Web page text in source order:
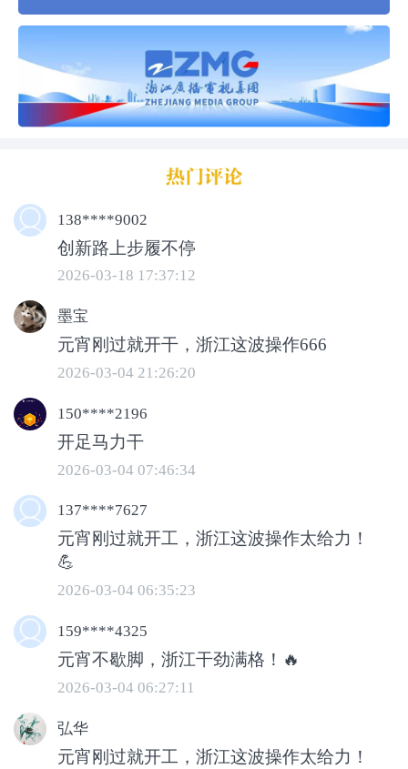
9000多平方米的展厅里，叉车轻捷穿梭，
工人有序忙碌，网架安装、机电管线铺设
等工作有条不紊地展开。为了让工友们安
心上岗，建设方特意请来中医院的医生，
为返岗人员做健康检查，细致又暖心。
这个有着73米超大跨度的地标项目，正像
搭“空中积木”一般，一点点勾勒城市新轮
巨型钢铁穹顶稳稳矗立。不止于此，科创
中心一期、文化艺术中心等一批重点工程
也同步提速，256个在建重点工程全部完
成复工检查，元宵节全面复产，城市建设
的脚步轻快又坚定。
138****9002
创新路上步履不停
2026-03-18 17:37:12
墨宝
元宵刚过就开干，浙江这波操作666
2026-03-04 21:26:20
150****2196
开足马力干
2026-03-04 07:46:34
137****7627
元宵刚过就开工，浙江这波操作太给力！
💪
2026-03-04 06:35:23
159****4325
元宵不歇脚，浙江干劲满格！🔥
2026-03-04 06:27:11
弘华
元宵刚过就开工，浙江这波操作太给力！